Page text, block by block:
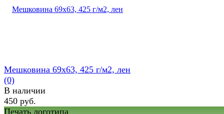
Мешковина 69х63, 425 г/м2, лен
(0)
В наличии
450 руб.
Печать логотипа